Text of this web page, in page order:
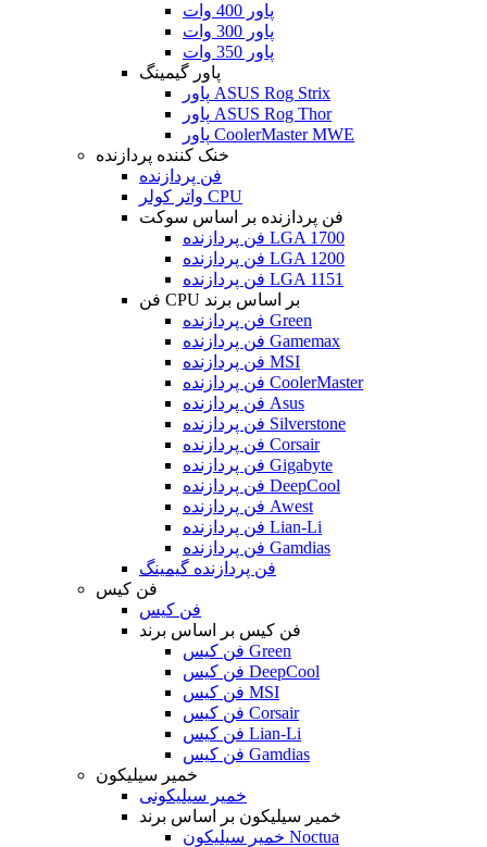
پاور 400 وات
پاور 300 وات
پاور 350 وات
پاور گیمینگ
پاور ASUS Rog Strix
پاور ASUS Rog Thor
پاور CoolerMaster MWE
خنک کننده پردازنده
فن پردازنده
واتر کولر CPU
فن پردازنده بر اساس سوکت
فن پردازنده LGA 1700
فن پردازنده LGA 1200
فن پردازنده LGA 1151
فن CPU بر اساس برند
فن پردازنده Green
فن پردازنده Gamemax
فن پردازنده MSI
فن پردازنده CoolerMaster
فن پردازنده Asus
فن پردازنده Silverstone
فن پردازنده Corsair
فن پردازنده Gigabyte
فن پردازنده DeepCool
فن پردازنده Awest
فن پردازنده Lian-Li
فن پردازنده Gamdias
فن پردازنده گیمینگ
فن کیس
فن کیس
فن کیس بر اساس برند
فن کیس Green
فن کیس DeepCool
فن کیس MSI
فن کیس Corsair
فن کیس Lian-Li
فن کیس Gamdias
خمیر سیلیکون
خمیر سیلیکونی
خمیر سیلیکون بر اساس برند
خمیر سیلیکون Noctua